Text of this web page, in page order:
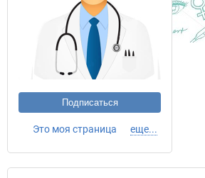
Подписаться
Это моя страница еще...